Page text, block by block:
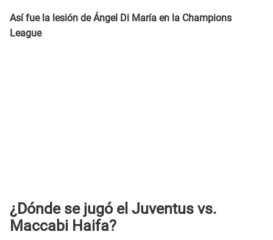
Así fue la lesión de Ángel Di María en la Champions
League
¿Dónde se jugó el Juventus vs.
Maccabi Haifa?